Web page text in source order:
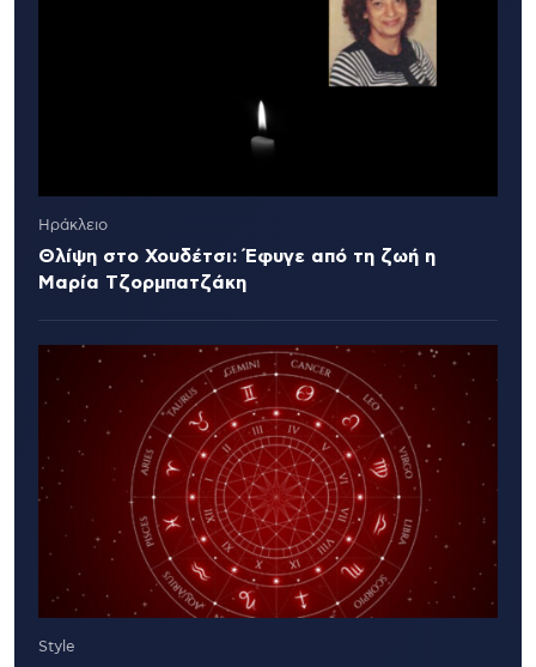
Ηράκλειο
Θλίψη στο Χουδέτσι: Έφυγε από τη ζωή η
Μαρία Τζορμπατζάκη
Style